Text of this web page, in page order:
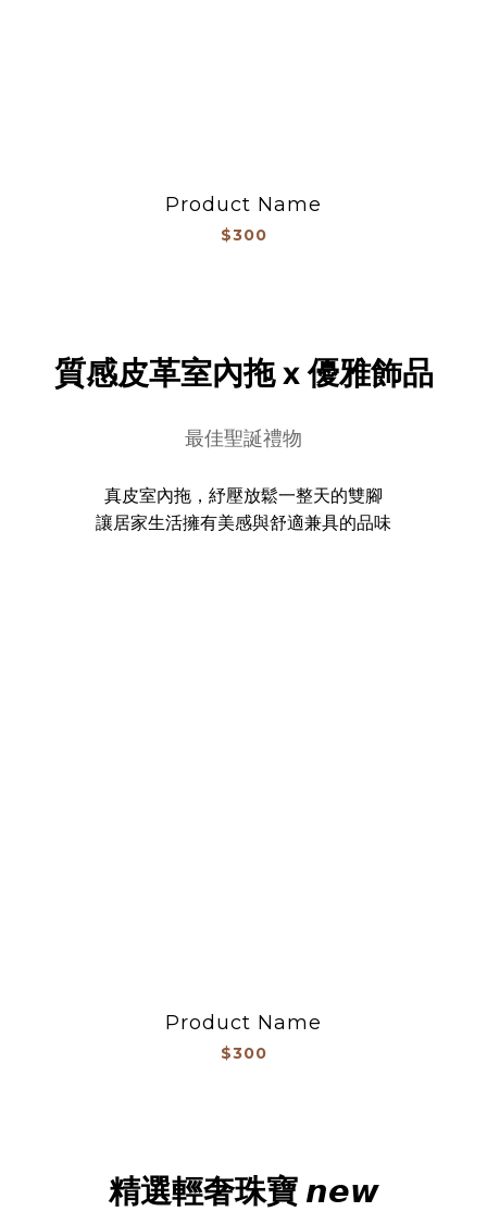
Product Name
$300
質感皮革室內拖 x 優雅飾品
最佳聖誕禮物
真皮室內拖，紓壓放鬆一整天的雙腳
讓居家生活擁有美感與舒適兼具的品味
Product Name
$300
精選輕奢珠寶 𝙣𝙚𝙬